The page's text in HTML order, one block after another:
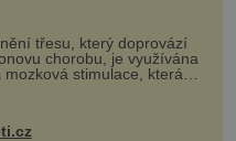
třesu, který doprovází
chorobu, je využívána
mozková stimulace, která
vysoce invazivní
přesnému zacílení ...